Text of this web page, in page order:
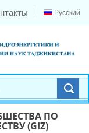
Русский
ПО
(GIZ)